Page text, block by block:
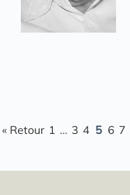
« Retour 1 … 3 4 5 6 7